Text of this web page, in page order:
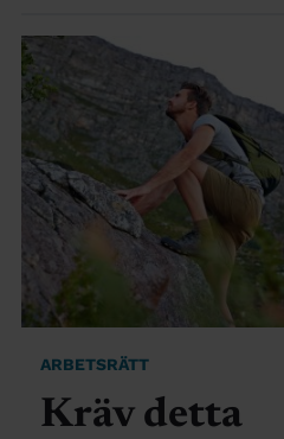
ARBETSRÄTT
Kräv detta